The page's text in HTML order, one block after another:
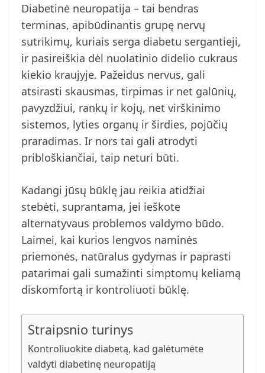
Diabetinė neuropatija – tai bendras
terminas, apibūdinantis grupę nervų
sutrikimų, kuriais serga diabetu sergantieji,
ir pasireiškia dėl nuolatinio didelio cukraus
kiekio kraujyje. Pažeidus nervus, gali
atsirasti skausmas, tirpimas ir net galūnių,
pavyzdžiui, rankų ir kojų, net virškinimo
sistemos, lyties organų ir širdies, pojūčių
praradimas. Ir nors tai gali atrodyti
pribloškiančiai, taip neturi būti.
Kadangi jūsų būklę jau reikia atidžiai
stebėti, suprantama, jei ieškote
alternatyvaus problemos valdymo būdo.
Laimei, kai kurios lengvos naminės
priemonės, natūralus gydymas ir paprasti
patarimai gali sumažinti simptomų keliamą
diskomfortą ir kontroliuoti būklę.
Straipsnio turinys
Kontroliuokite diabetą, kad galėtumėte
valdyti diabetinę neuropatiją